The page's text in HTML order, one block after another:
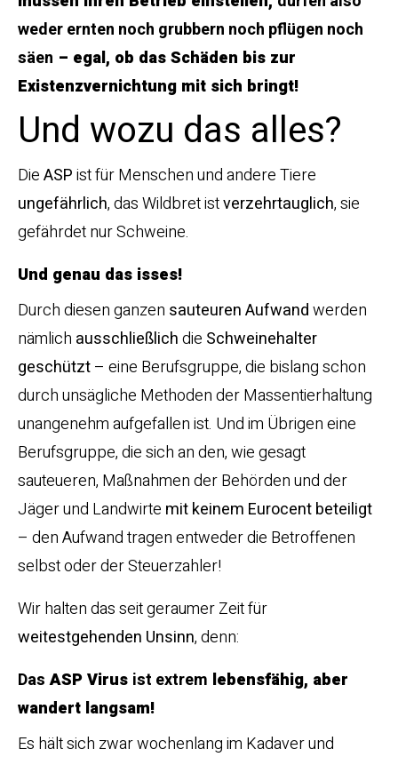
weder ernten noch grubbern noch pflügen noch
säen – egal, ob das Schäden bis zur
Existenzvernichtung mit sich bringt!
Und wozu das alles?
DieASPist für Menschen und andere Tiere
ungefährlich, das Wildbret istverzehrtauglich, sie
gefährdet nur Schweine.
Und genau das isses!
Durch diesen ganzen sauteuren Aufwandwerden
nämlich ausschließlichdie Schweinehalter
geschützt– eine Berufsgruppe, die bislang schon
durch unsägliche Methoden der Massentierhaltung
unangenehm aufgefallen ist. Und im Übrigen eine
Berufsgruppe, die sich an den, wie gesagt
sauteueren, Maßnahmen der Behörden und der
Jäger und Landwirte mit keinem Eurocent beteiligt
– den Aufwand tragen entweder die Betroffenen
selbst oder der Steuerzahler!
Wir halten das seit geraumer Zeit für
weitestgehenden Unsinn, denn:
DasASP Virus ist extrem lebensfähig, aber
wandert langsam!
Es hält sich zwar wochenlang im Kadaver und